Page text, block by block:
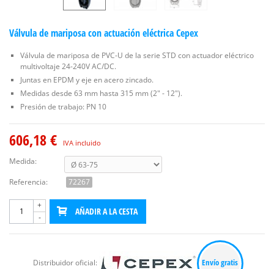
Válvula de mariposa con actuación eléctrica Cepex
Válvula de mariposa de PVC-U de la serie STD con actuador eléctrico
multivoltaje 24-240V AC/DC.
Juntas en EPDM y eje en acero zincado.
Medidas desde 63 mm hasta 315 mm (2" - 12").
Presión de trabajo: PN 10
606,18 € IVA incluido
Medida:
Referencia:
72267
-
+
AÑADIR A LA CESTA
Distribuidor oficial: Envío gratis